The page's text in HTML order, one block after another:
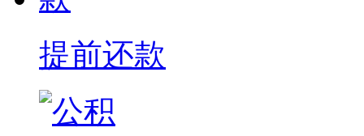
提前还款